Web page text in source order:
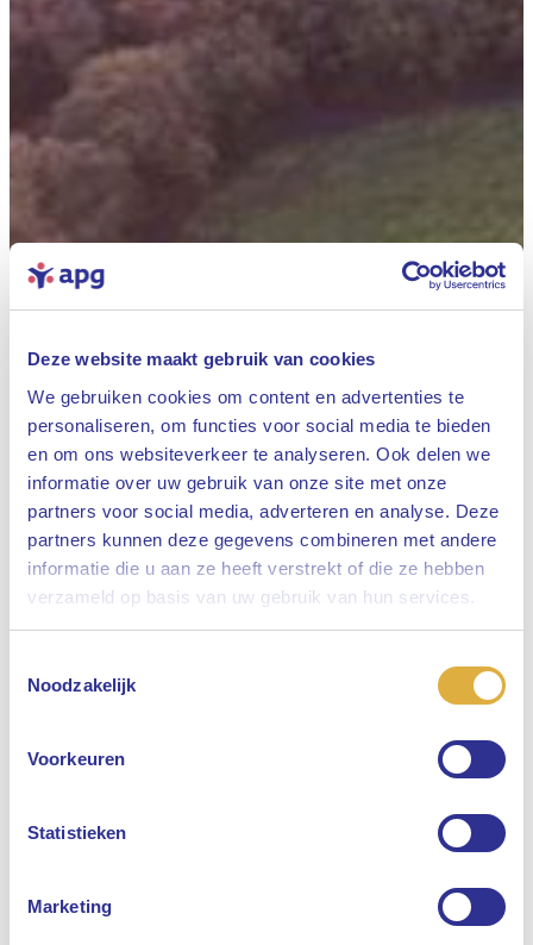
Deze website maakt gebruik van cookies
We gebruiken cookies om content en advertenties te
personaliseren, om functies voor social media te bieden
en om ons websiteverkeer te analyseren. Ook delen we
informatie over uw gebruik van onze site met onze
partners voor social media, adverteren en analyse. Deze
partners kunnen deze gegevens combineren met andere
informatie die u aan ze heeft verstrekt of die ze hebben
verzameld op basis van uw gebruik van hun services.
Noodzakelijk
Voorkeuren
Statistieken
Marketing
Sluiten